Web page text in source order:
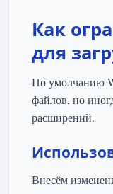
Как
для
По умолчанию
файлов, но
расширений.
Внесём